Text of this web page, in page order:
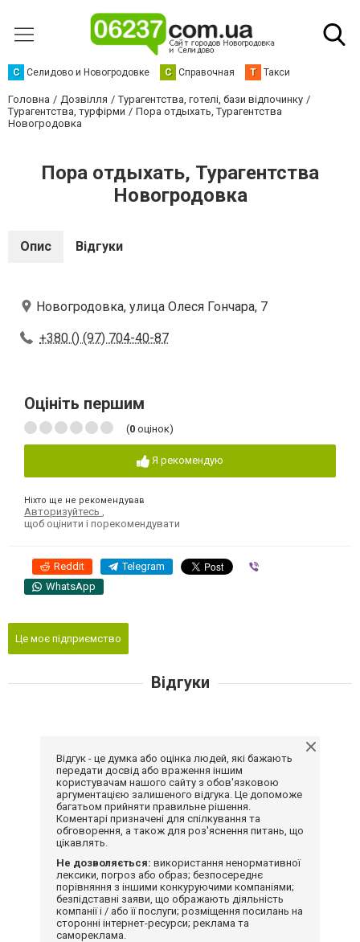
С Селидово и Новогродовке С Справочная Т Такси
Головна Дозвілля
Турагентства, готелі, бази відпочинку
Турагентства, турфірми
Пора отдыхать, Турагентства
Новогродовка
Пора отдыхать, Турагентства
Новогродовка
Опис Відгуки
Новогродовка, улица Олеся Гончара, 7
+380 () (97) 704-40-87
Оцініть першим
(0 оцінок)
Я рекомендую
Ніхто ще не рекомендував
Авторизуйтесь
щоб оцінити і порекомендувати
Reddit Telegram
WhatsApp
Це моє підприємство
Відгуки
Відгук - це думка або оцінка людей, які бажають
передати досвід або враження іншим
користувачам нашого сайту з обов'язковою
аргументацією залишеного відгука. Це допоможе
багатьом прийняти правильне рішення.
Коментарі призначені для спілкування та
обговорення, а також для роз'яснення питань, що
цікавлять.
Не дозволяється: використання ненормативної
лексики, погроз або образ; безпосереднє
порівняння з іншими конкуруючими компаніями;
безпідставні заяви, що ображають діяльність
компанії і / або її послуги; розміщення посилань на
сторонні інтернет-ресурси; реклама та
самореклама.